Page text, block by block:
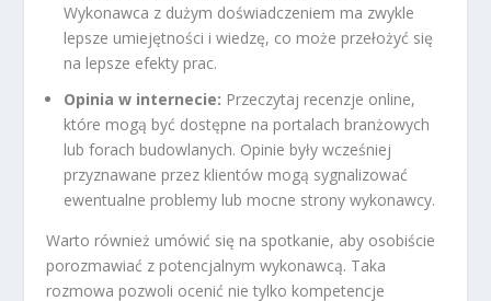
Wykonawca z dużym doświadczeniem ma zwykle
lepsze umiejętności i wiedzę, co może przełożyć się
na lepsze efekty prac.
Opinia w internecie: Przeczytaj recenzje online,
które mogą być dostępne na portalach branżowych
lub forach budowlanych. Opinie były wcześniej
przyznawane przez klientów mogą sygnalizować
ewentualne problemy lub mocne strony wykonawcy.
Warto również umówić się na spotkanie, aby osobiście
porozmawiać z potencjalnym wykonawcą. Taka
rozmowa pozwoli ocenić nie tylko kompetencje